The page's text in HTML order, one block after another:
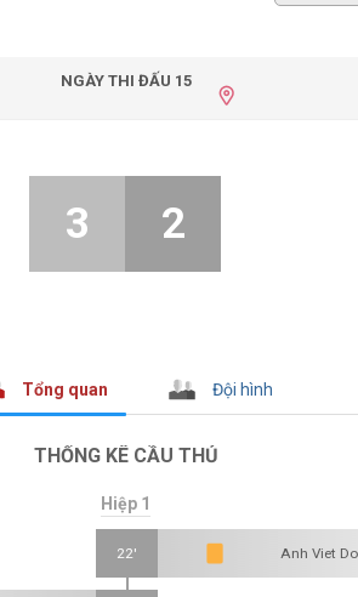
NGÀY THI ĐẤU 15
3 2
Tổng quan Đội hình
THỐNG KÊ CẦU THỦ
Hiệp 1
22' Anh Viet